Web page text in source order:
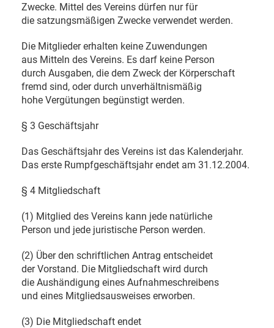
Zwecke. Mittel des Vereins dürfen nur für
die satzungsmäßigen Zwecke verwendet werden.
Die Mitglieder erhalten keine Zuwendungen
aus Mitteln des Vereins. Es darf keine Person
durch Ausgaben, die dem Zweck der Körperschaft
fremd sind, oder durch unverhältnismäßig
hohe Vergütungen begünstigt werden.
§ 3 Geschäftsjahr
Das Geschäftsjahr des Vereins ist das Kalenderjahr.
Das erste Rumpfgeschäftsjahr endet am 31.12.2004.
§ 4 Mitgliedschaft
(1) Mitglied des Vereins kann jede natürliche
Person und jede juristische Person werden.
(2) Über den schriftlichen Antrag entscheidet
der Vorstand. Die Mitgliedschaft wird durch
die Aushändigung eines Aufnahmeschreibens
und eines Mitgliedsausweises erworben.
(3) Die Mitgliedschaft endet